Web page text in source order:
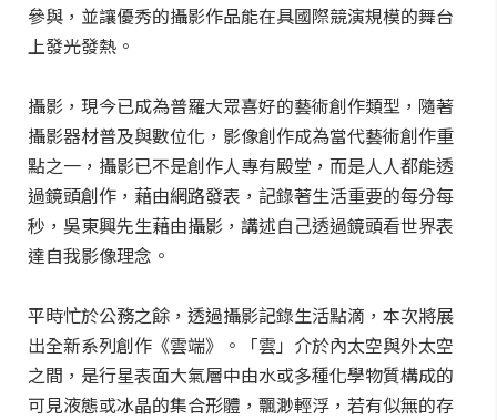
參與，並讓優秀的攝影作品能在具國際競演規模的舞台
上發光發熱。
攝影，現今已成為普羅大眾喜好的藝術創作類型，隨著
攝影器材普及與數位化，影像創作成為當代藝術創作重
點之一，攝影已不是創作人專有殿堂，而是人人都能透
過鏡頭創作，藉由網路發表，記錄著生活重要的每分每
秒，吳東興先生藉由攝影，講述自己透過鏡頭看世界表
達自我影像理念。
平時忙於公務之餘，透過攝影記錄生活點滴，本次將展
出全新系列創作《雲端》。「雲」介於內太空與外太空
之間，是行星表面大氣層中由水或多種化學物質構成的
可見液態或冰晶的集合形體，飄渺輕浮，若有似無的存